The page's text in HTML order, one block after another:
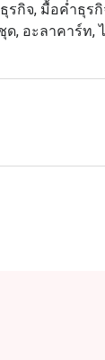
างวัล ตั้งอยู่บน
ลด์, โรงพยาบา
ารรวมตัวของ
เป็ดปักกิ่ง และ
นทำเลที่เดินทา
รกิจ, มื้อค่ำธุรกิ
, อะลาคาร์ท,